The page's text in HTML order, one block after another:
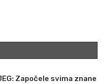
Započele svima znane